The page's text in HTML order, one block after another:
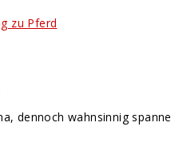
dennoch wahnsinnig